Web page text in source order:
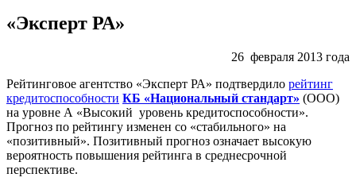
«Эксперт РА»
26 февраля 2013 года
Рейтинговое агентство «Эксперт РА» подтвердило рейтинг
кредитоспособности КБ «Национальный стандарт» (ООО)
на уровне А «Высокий уровень кредитоспособности».
Прогноз по рейтингу изменен со «стабильного» на
«позитивный». Позитивный прогноз означает высокую
вероятность повышения рейтинга в среднесрочной
перспективе.